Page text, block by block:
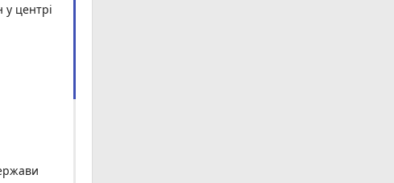
у центрі